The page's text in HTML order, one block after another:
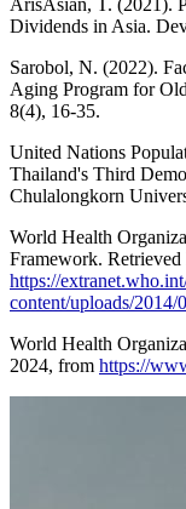
ArisAsian, T. (2021).
Dividends in Asia.
Sarobol, N. (2022).
Aging Program for
8(4), 16-35.
United Nations
Thailand's Third
Chulalongkorn
World Health
Framework.
https://
content/uploads/
World Health
2024, from https://